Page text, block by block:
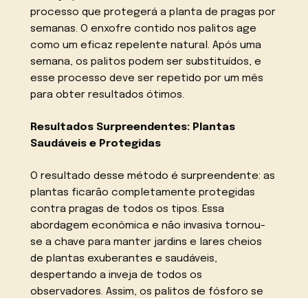
processo que protegerá a planta de pragas por
semanas. O enxofre contido nos palitos age
como um eficaz repelente natural. Após uma
semana, os palitos podem ser substituídos, e
esse processo deve ser repetido por um mês
para obter resultados ótimos.
Resultados Surpreendentes: Plantas
Saudáveis e Protegidas
O resultado desse método é surpreendente: as
plantas ficarão completamente protegidas
contra pragas de todos os tipos. Essa
abordagem econômica e não invasiva tornou-
se a chave para manter jardins e lares cheios
de plantas exuberantes e saudáveis,
despertando a inveja de todos os
observadores. Assim, os palitos de fósforo se